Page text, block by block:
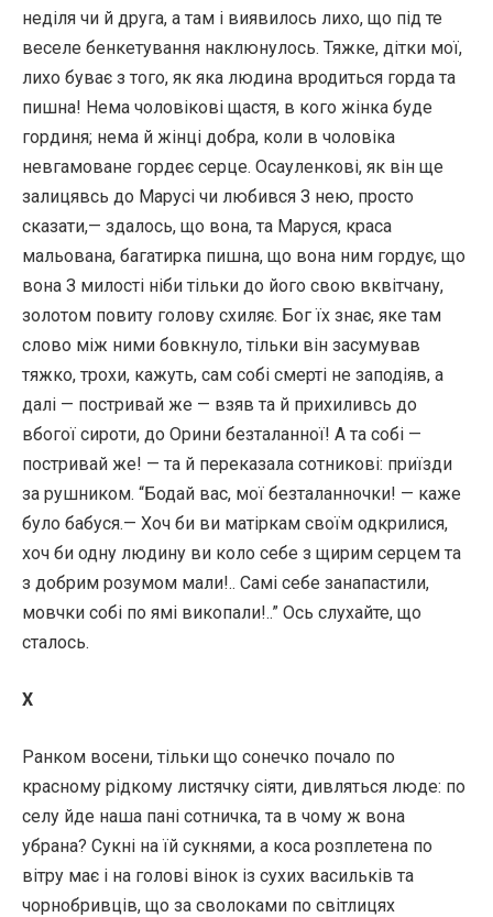
неділя чи й друга, а там і виявилось лихо, що під те
веселе бенкетування наклюнулось. Тяжке, дітки мої,
лихо буває з того, як яка людина вродиться горда та
пишна! Нема чоловікові щастя, в кого жінка буде
гординя; нема й жінці добра, коли в чоловіка
невгамоване гордеє серце. Осауленкові, як він ще
залицявсь до Марусі чи любився З нею, просто
сказати,— здалось, що вона, та Маруся, краса
мальована, багатирка пишна, що вона ним гордує, що
вона З милості ніби тільки до його свою вквітчану,
золотом повиту голову схиляє. Бог їх знає, яке там
слово між ними бовкнуло, тільки він засумував
тяжко, трохи, кажуть, сам собі смерті не заподіяв, а
далі — постривай же — взяв та й прихиливсь до
вбогої сироти, до Орини безталанної! А та собі —
постривай же! — та й переказала сотникові: приїзди
за рушником. “Бодай вас, мої безталанночки! — каже
було бабуся.— Хоч би ви матіркам своїм одкрилися,
хоч би одну людину ви коло себе з щирим серцем та
з добрим розумом мали!.. Самі себе занапастили,
мовчки собі по ямі викопали!..” Ось слухайте, що
сталось.
Х
Ранком восени, тільки що сонечко почало по
красному рідкому листячку сіяти, дивляться люде: по
селу йде наша пані сотничка, та в чому ж вона
убрана? Сукні на їй сукнями, а коса розплетена по
вітру має і на голові вінок із сухих васильків та
чорнобривців, що за сволоками по світлицях